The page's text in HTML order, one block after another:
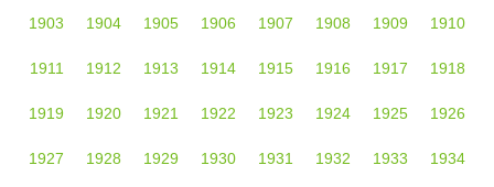
1903 1904 1905 1906 1907 1908 1909 1910
1911 1912 1913 1914 1915 1916 1917 1918
1919 1920 1921 1922 1923 1924 1925 1926
1927 1928 1929 1930 1931 1932 1933 1934